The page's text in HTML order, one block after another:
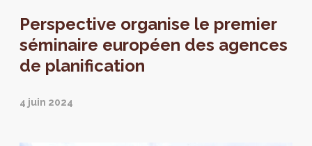
présidence, mais aussi un exposé de la
nouvelle politique européenne de gestion
des sols et son impact sur la planification
urbaine.
Perspective organise le premier
séminaire européen des agences
de planification
4 juin 2024